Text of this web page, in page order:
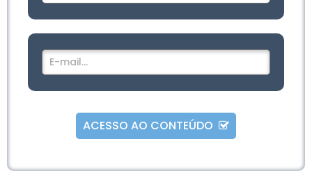
ACESSO AO CONTEÚDO